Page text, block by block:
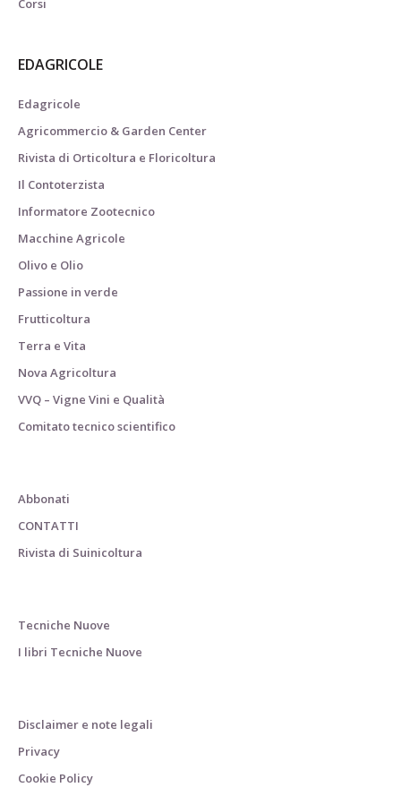
Corsi
EDAGRICOLE
Edagricole
Agricommercio & Garden Center
Rivista di Orticoltura e Floricoltura
Il Contoterzista
Informatore Zootecnico
Macchine Agricole
Olivo e Olio
Passione in verde
Frutticoltura
Terra e Vita
Nova Agricoltura
VVQ – Vigne Vini e Qualità
Comitato tecnico scientifico
Abbonati
CONTATTI
Rivista di Suinicoltura
Tecniche Nuove
I libri Tecniche Nuove
Disclaimer e note legali
Privacy
Cookie Policy